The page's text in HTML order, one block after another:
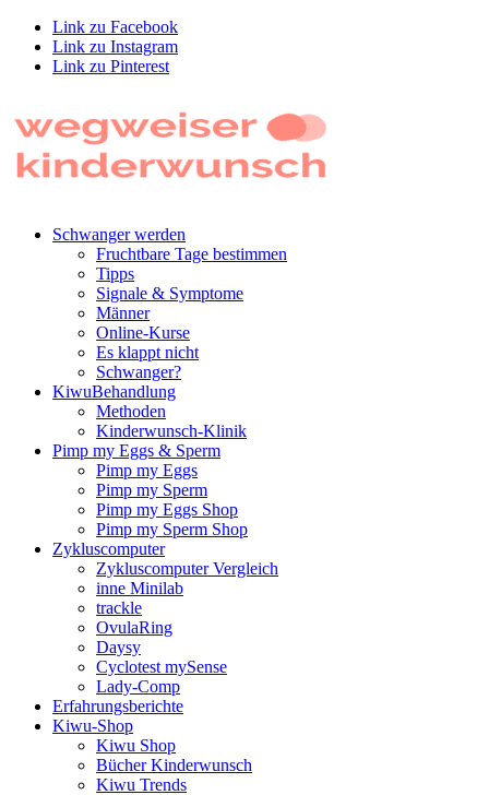
Link zu Facebook
Link zu Instagram
Link zu Pinterest
Schwan­ger wer­den
Frucht­ba­re Tage bestim­men
Tipps
Signa­le & Sym­pto­me
Män­ner
Online-Kur­se
Es klappt nicht
Schwan­ger?
Kiwu­Be­hand­lung
Metho­den
Kin­der­wunsch-Kli­nik
Pimp my Eggs & Sperm
Pimp my Eggs
Pimp my Sperm
Pimp my Eggs Shop
Pimp my Sperm Shop
Zyklus­com­pu­ter
Zyklus­com­pu­ter Ver­gleich
inne Mini­lab
track­le
Ovu­la­Ring
Day­sy
Cyclo­test mySen­se
Lady-Comp
Erfah­rungs­be­rich­te
Kiwu-Shop
Kiwu Shop
Bücher Kin­der­wunsch
Kiwu Trends